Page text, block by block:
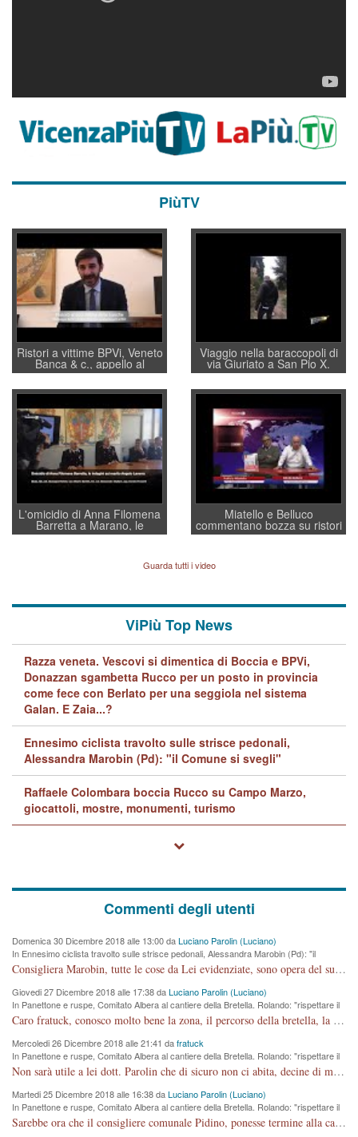
PiùTV
Ristori a vittime BPVi, Veneto
Banca & c., appello al
sottosegretario Alessio
Villarosa: per mettere ordine
convochi con Di Maio CNCU
a supporto della cabina di
regia al Mef
Viaggio nella baraccopoli di
via Giuriato a San Pio X.
Vicenza ai Vicentini: “faremo
un regalo di Natale ai
residenti”
L'omicidio di Anna Filomena
Barretta a Marano, le
indagini dei carabinieri di
quelle di... Barbara D'Urso
Miatello e Belluco
commentano bozza su ristori
BPVi e Veneto Banca
Guarda tutti i video
ViPiù Top News
Razza veneta. Vescovi si dimentica di Boccia e BPVi,
Donazzan sgambetta Rucco per un posto in provincia
come fece con Berlato per una seggiola nel sistema
Galan. E Zaia...?
Ennesimo ciclista travolto sulle strisce pedonali,
Alessandra Marobin (Pd): "il Comune si svegli"
Raffaele Colombara boccia Rucco su Campo Marzo,
giocattoli, mostre, monumenti, turismo
Commenti degli utenti
Domenica 30 Dicembre 2018 alle 13:00 daLuciano Parolin (Luciano)
In Ennesimo ciclista travolto sulle strisce pedonali, Alessandra Marobin (Pd): "il
Comune si svegli"
Consigliera Marobin, tutte le cose da Lei evidenziate, sono opera del suo ex Assessore e compagno di Partito Antonio Marco Dalla Pozza Assessore alla "progettazione" di piste ciclabili e altre porcherie. A lui manderei il conto da saldare per incidenti e danni alle persone. E' ora che "finiamola." Avete perso rassegnatevi. qui IL SINDACO RUCCO NON C'ENTRA PER NIENTE. CAPITO!!!!!!!! Amen.
Giovedi 27 Dicembre 2018 alle 17:38 daLuciano Parolin (Luciano)
In Panettone e ruspe, Comitato Albera al cantiere della Bretella. Rolando: "rispettare il
cronoprogramma"
Caro fratuck, conosco molto bene la zona, il percorso della bretella, la situazione dei cittadini, abito in Viale Trento. A partire dal 2003 ho partecipato al Comitato di Maddalene pro bretella, e a riunioni propositive per apportare modifiche al progetto. Numerose mie foto del territorio sono arrivate a Roma, altri miei interventi (non graditi dalla Sx) sono stati pubblicati dal GdV, assieme ad altri come Ciro Asproso, ora favorevole alla bretella. Ho partecipato alla raccolta firme per la chiusura della strada x 5 giorni eseguita dal Sindaco Hullwech per sforamento 180 Micro/g. Pertanto come impegno per la tematica sono apposto con la coscienza. Ora il Progetto è partito, fine! Voglio dire che la nuova Giunta "comunale" non c'entra più. L'opera sarà "malauguratamente" eseguita, ma non con il mio placet. Il Consigliere Comunale dovrebbe capire che la campagna elettorale è finita, con buona pace di tutti. Quello che invece dovrebbe interessare è la proprietà della strada, dall'uscita autostradale Ovest, sino alla Rotatoria dell'Albara, vi sono tre possessori: Autostrade SpA; La Provincia, il Comune. Come la mettiamo per il futuro ? I costi, da 50 sono saliti a 100 milioni di € come dire 20 milioni a KM (!) da non credere. Comunque si farà. Ma nessuno canti Vittoria, anzi meglio non farne un ulteriore fatto "partitico" per questioni elettorali o di seggio. Se mi manda la sua mail, sono disponibile ad inviare i documenti e le foto sopra descritte. Con ossequi, Luciano Parolin
Mercoledi 26 Dicembre 2018 alle 21:41 dafratuck
In Panettone e ruspe, Comitato Albera al cantiere della Bretella. Rolando: "rispettare il
cronoprogramma"
Non sarà utile a lei dott. Parolin che di sicuro non ci abita, decine di migliaia di TIR, automobili e padroncini che passano quotidianamente per una strada appena rotabile, non è più possibile stendere i panni, attraversare la strada senza rischiare la morte, le case stanno crepando, i tempi sono cambiati e la bretella non passerà assolutamente per maddalene (ma cosa sta a dire?!), dia invece responsabilità a chi ha costruito tagliando la strada che doveva invece terminare a isola vicentina e non al moracchino lasciando Motta di Costabissara ancora in panne di traffico. I tempi sono cambiati dottore e se l'anagrafe della vita stagna nell'essere umano impressioni conservatrici, la società non le considera perchè va avanti, si industrializza e ha bisogno di infrastrutture e di sviluppo. Ultima considerazione, se è geloso di Rolando perchè vede in lui solo campagne politiche mentre si difendono i SOLI diritti dei cittadini, la preghiamo faccia considerazioni più appropriate. Saluti e complimenti per i suoi scritti.
Martedi 25 Dicembre 2018 alle 16:38 daLuciano Parolin (Luciano)
In Panettone e ruspe, Comitato Albera al cantiere della Bretella. Rolando: "rispettare il
cronoprogramma"
Sarebbe ora che il consigliere comunale Pidino, ponesse termine alla campagna elettorale nel territorio del suo seggio Villaggio del Sole. La tiraca è iniziata, distruggerà 6 km di prateria ovest della città, ricca di fonti e sorgenti d'acqua. I cittadini di Maddalene non avranno più Pace la notte. Molta colpa per la costruzione di questa Strada è proprio del signor Rolando,dei suoi gazebo mobili e che vuol far passare questa opera VANDALICA come progetto "utile" a chi ? Non è cosa seria sig. Rolando!